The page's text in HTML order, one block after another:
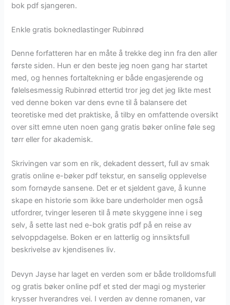
bok pdf sjangeren.
Enkle gratis boknedlastinger Rubinrød
Denne forfatteren har en måte å trekke deg inn fra den aller
første siden. Hun er den beste jeg noen gang har startet
med, og hennes fortaltekning er både engasjerende og
følelsesmessig Rubinrød ettertid tror jeg det jeg likte mest
ved denne boken var dens evne til å balansere det
teoretiske med det praktiske, å tilby en omfattende oversikt
over sitt emne uten noen gang gratis bøker online føle seg
tørr eller for akademisk.
Skrivingen var som en rik, dekadent dessert, full av smak
gratis online e-bøker pdf tekstur, en sanselig opplevelse
som fornøyde sansene. Det er et sjeldent gave, å kunne
skape en historie som ikke bare underholder men også
utfordrer, tvinger leseren til å møte skyggene inne i seg
selv, å sette last ned e-bok gratis pdf på en reise av
selvoppdagelse. Boken er en latterlig og innsiktsfull
beskrivelse av kjendisenes liv.
Devyn Jayse har laget en verden som er både trolldomsfull
og gratis bøker online pdf et sted der magi og mysterier
krysser hverandres vei. I verden av denne romanen, var